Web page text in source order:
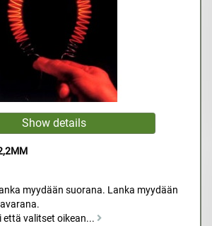
myydään suorana. Lanka myydään
että valitset oikean...